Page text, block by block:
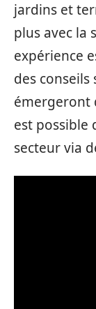
jardins et
plus avec la
expérience
des conseils
émergeront
est possible
secteur via